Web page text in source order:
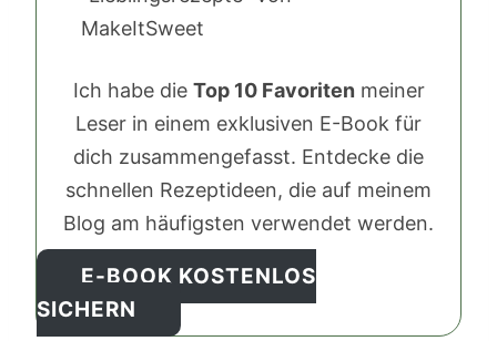
Ich habe die Top 10 Favoriten meiner
Leser in einem exklusiven E-Book für
dich zusammengefasst. Entdecke die
schnellen Rezeptideen, die auf meinem
Blog am häufigsten verwendet werden.
E-BOOK KOSTENLOS
SICHERN